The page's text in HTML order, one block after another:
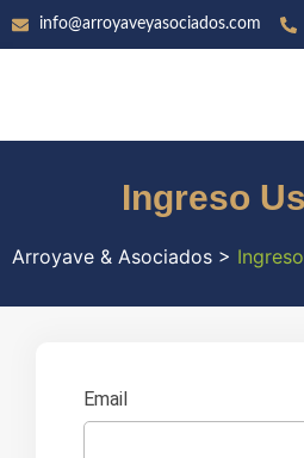
info@arroyaveyasociados.com
Ingreso
Arroyave & Asociados >
Email